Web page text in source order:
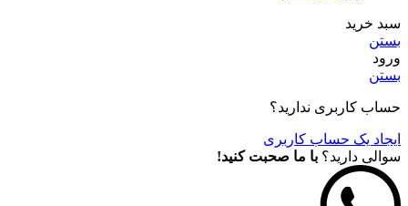
سبد خرید
بستن
ورود
بستن
حساب کاربری ندارید؟
ایجاد یک حساب کاربری
سوالی دارید؟ با ما صحبت کنید!